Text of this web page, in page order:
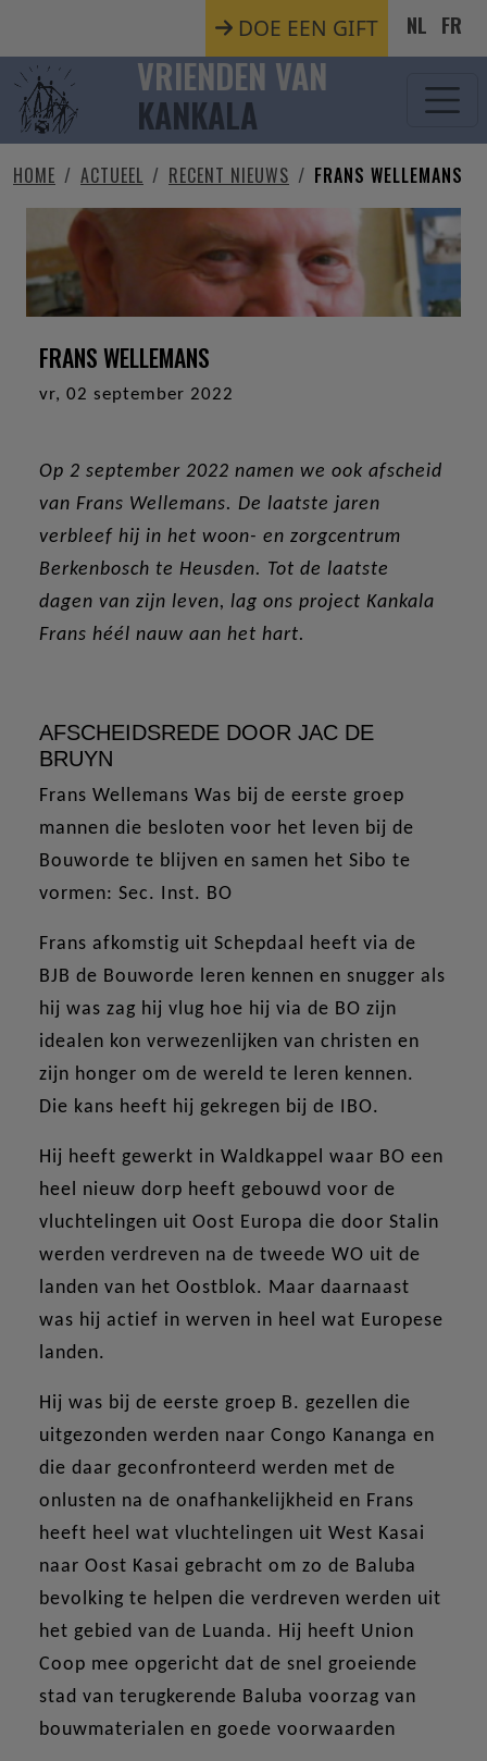
DOE EEN GIFT NL FR
VRIENDEN VAN
KANKALA
HOME ACTUEEL RECENT NIEUWS FRANS WELLEMANS
FRANS WELLEMANS
vr, 02 september 2022
Op 2 september 2022 namen we ook afscheid
van Frans Wellemans. De laatste jaren
verbleef hij in het woon- en zorgcentrum
Berkenbosch te Heusden. Tot de laatste
dagen van zijn leven, lag ons project Kankala
Frans héél nauw aan het hart.
AFSCHEIDSREDE DOOR JAC DE
BRUYN
Frans Wellemans Was bij de eerste groep
mannen die besloten voor het leven bij de
Bouworde te blijven en samen het Sibo te
vormen: Sec. Inst. BO
Frans afkomstig uit Schepdaal heeft via de
BJB de Bouworde leren kennen en snugger als
hij was zag hij vlug hoe hij via de BO zijn
idealen kon verwezenlijken van christen en
zijn honger om de wereld te leren kennen.
Die kans heeft hij gekregen bij de IBO.
Hij heeft gewerkt in Waldkappel waar BO een
heel nieuw dorp heeft gebouwd voor de
vluchtelingen uit Oost Europa die door Stalin
werden verdreven na de tweede WO uit de
landen van het Oostblok. Maar daarnaast
was hij actief in werven in heel wat Europese
landen.
Hij was bij de eerste groep B. gezellen die
uitgezonden werden naar Congo Kananga en
die daar geconfronteerd werden met de
onlusten na de onafhankelijkheid en Frans
heeft heel wat vluchtelingen uit West Kasai
naar Oost Kasai gebracht om zo de Baluba
bevolking te helpen die verdreven werden uit
het gebied van de Luanda. Hij heeft Union
Coop mee opgericht dat de snel groeiende
stad van terugkerende Baluba voorzag van
bouwmaterialen en goede voorwaarden